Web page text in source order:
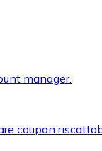
manager.
coupon